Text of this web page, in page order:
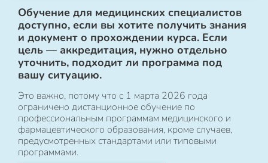
Обучение для медицинских специалистов
доступно, если вы хотите получить знания
и документ о прохождении курса. Если
цель — аккредитация, нужно отдельно
уточнить, подходит ли программа под
вашу ситуацию.
Это важно, потому что с 1 марта 2026 года
ограничено дистанционное обучение по
профессиональным программам медицинского и
фармацевтического образования, кроме случаев,
предусмотренных стандартами или типовыми
программами.